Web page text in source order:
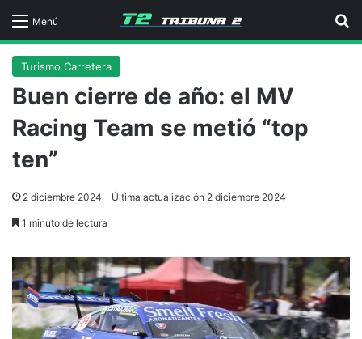
Menú
Turismo Carretera
Buen cierre de año: el MV
Racing Team se metió “top
ten”
2 diciembre 2024 Última actualización 2 diciembre 2024
1 minuto de lectura